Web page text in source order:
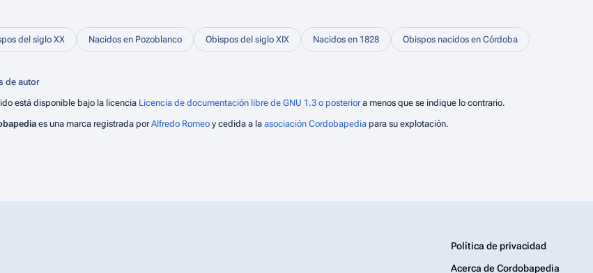
del siglo XX Nacidos en Pozoblanco Obispos del siglo XIX Nacidos en 1828 Obispos nacidos en Córdoba
de autor
está disponible bajo la licencia Licencia de documentación libre de GNU 1.3 o posteriora menos que se indique lo contrario.
es una marca registrada porAlfredo Romeo y cedida a la asociación Cordobapedia para su explotación.
Política de privacidad
Acerca de Cordobapedia